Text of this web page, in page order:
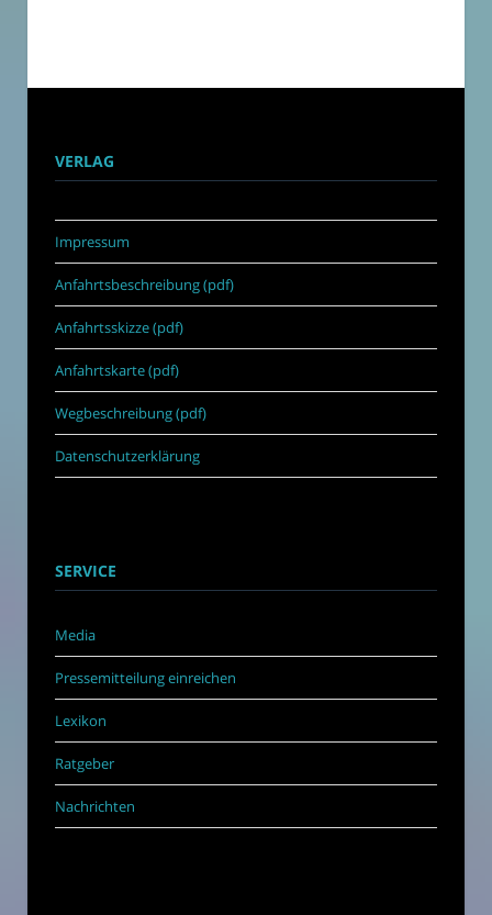
VERLAG
Impressum
Anfahrtsbeschreibung (pdf)
Anfahrtsskizze (pdf)
Anfahrtskarte (pdf)
Wegbeschreibung (pdf)
Datenschutzerklärung
SERVICE
Media
Pressemitteilung einreichen
Lexikon
Ratgeber
Nachrichten